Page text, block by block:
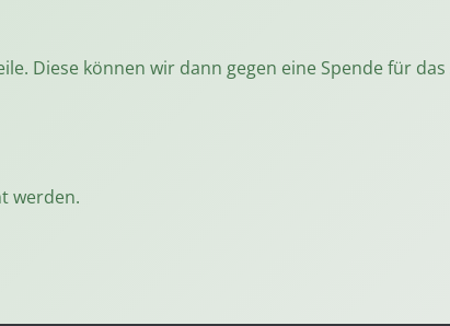
Diese können wir dann gegen eine Spende für das
werden.